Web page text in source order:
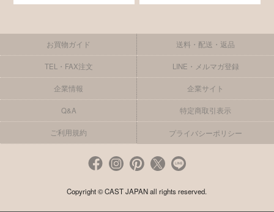
お買物ガイド 送料・配送・返品
TEL・FAX注文 LINE・メルマガ登録
企業情報 企業サイト
Q&A 特定商取引表示
ご利用規約 プライバシーポリシー
Copyright © CAST JAPAN all rights reserved.